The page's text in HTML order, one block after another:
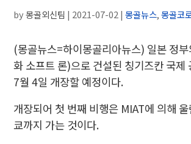
by몽골외신팀 | 2021-07-02 |몽골뉴스,몽골코
(몽골뉴스=하이몽골리아뉴스) 일본 정
화 소프트 론)으로 건설된 칭기즈칸 국제
7월 4일 개장할 예정이다.
개장되어 첫 번째 비행은 MIAT에 의해
쿄까지가는 것이다.